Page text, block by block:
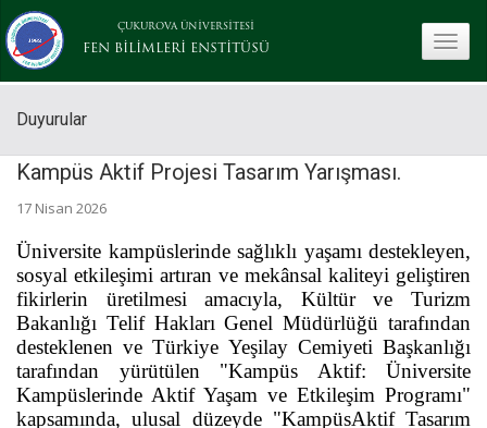
ÇUKUROVA ÜNİVERSİTESİ
FEN BİLİMLERİ ENSTİTÜSÜ
Duyurular
Kampüs Aktif Projesi Tasarım Yarışması.
17 Nisan 2026
Üniversite kampüslerinde sağlıklı yaşamı destekleyen,
sosyal etkileşimi artıran ve mekânsal kaliteyi geliştiren
fikirlerin üretilmesi amacıyla, Kültür ve Turizm
Bakanlığı Telif Hakları Genel Müdürlüğü tarafından
desteklenen ve Türkiye Yeşilay Cemiyeti Başkanlığı
tarafından yürütülen "Kampüs Aktif: Üniversite
Kampüslerinde Aktif Yaşam ve Etkileşim Programı"
kapsamında, ulusal düzeyde "KampüsAktif Tasarım